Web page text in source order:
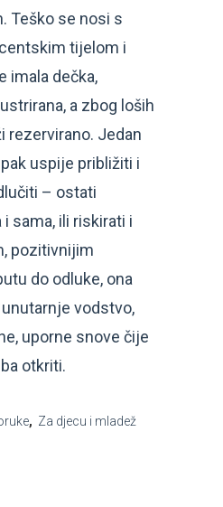
Teško se nosi s
tijelom i
imala dečka,
a zbog loših
rezervirano. Jedan
uspije približiti i
– ostati
sama, ili riskirati i
pozitivnijim
do odluke, ona
vodstvo,
uporne snove čije
otkriti.
, Za djecu i mladež